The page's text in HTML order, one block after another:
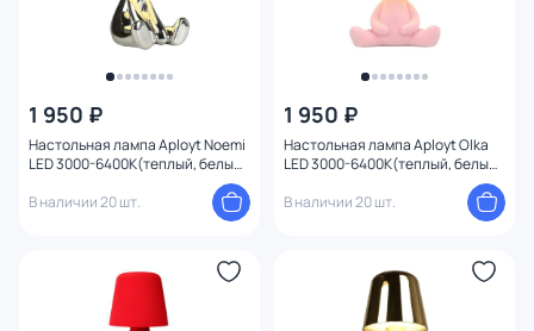
1 950 ₽
Настольная лампа Aployt Noemi
LED 3000-6400К(теплый, белый,
В наличии 20 шт.
1 950 ₽
Настольная лампа Aployt Olka
LED 3000-6400К(теплый, белый,
В наличии 20 шт.